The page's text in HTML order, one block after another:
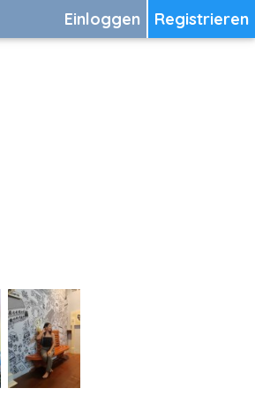
Registrieren
Einloggen